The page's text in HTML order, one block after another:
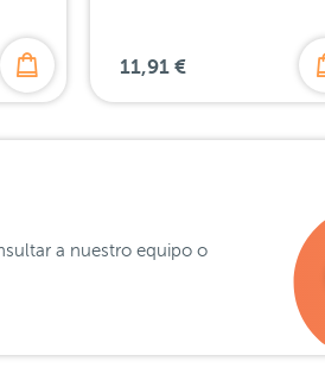
11,91 €
a nuestro equipo o